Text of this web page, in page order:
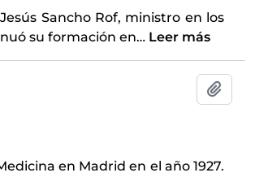
Sancho Rof, ministro en los
su formación en… Leer más
en Madrid en el año 1927.